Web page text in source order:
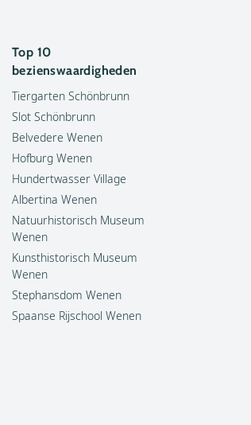
Top 10
bezienswaardigheden
Tiergarten Schönbrunn
Slot Schönbrunn
Belvedere Wenen
Hofburg Wenen
Hundertwasser Village
Albertina Wenen
Natuurhistorisch Museum
Wenen
Kunsthistorisch Museum
Wenen
Stephansdom Wenen
Spaanse Rijschool Wenen